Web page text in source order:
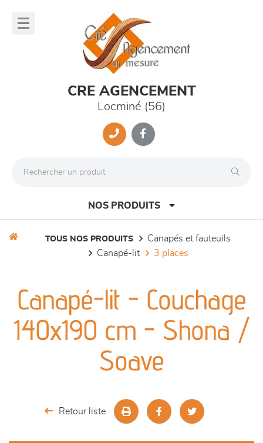
CRE AGENCEMENT
Locminé (56)
NOS PRODUITS
séjours
meubles de complément
chambres et dressing
TOUS NOS PRODUITS
canapés et fauteuils
canapé-lit
3 places
Canapé-lit - Couchage
140x190 cm - Shona /
Soave
Retour liste